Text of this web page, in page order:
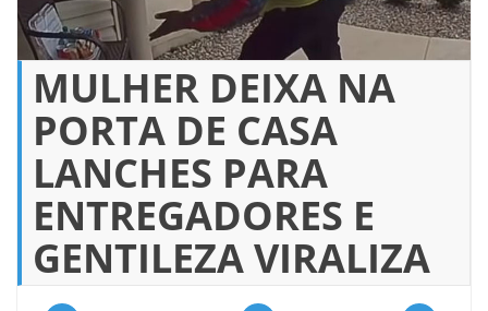
MULHER DEIXA NA
PORTA DE CASA
LANCHES PARA
ENTREGADORES E
GENTILEZA VIRALIZA